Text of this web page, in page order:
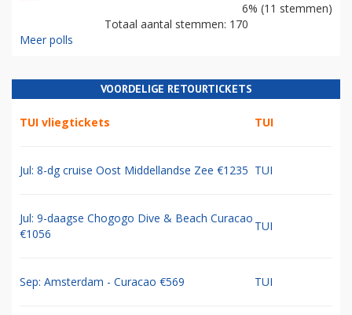
6% (11 stemmen)
Totaal aantal stemmen: 170
Meer polls
VOORDELIGE RETOURTICKETS
TUI vliegtickets TUI
Jul: 8-dg cruise Oost Middellandse Zee €1235 TUI
Jul: 9-daagse Chogogo Dive & Beach Curacao
€1056
TUI
Sep: Amsterdam - Curacao €569 TUI